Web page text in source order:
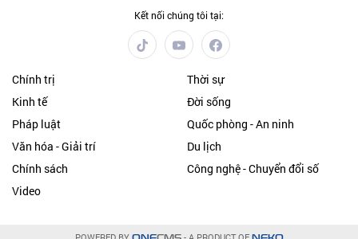
Kết nối chúng tôi tại:
Chính trị
Thời sự
Kinh tế
Đời sống
Pháp luật
Quốc phòng - An ninh
Văn hóa - Giải trí
Du lịch
Chính sách
Công nghệ - Chuyển đổi số
Video